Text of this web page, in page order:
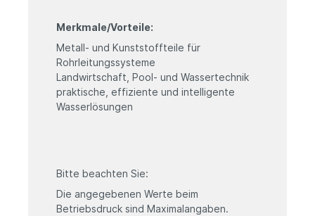
Merkmale/Vorteile:
Metall- und Kunststoffteile für
Rohrleitungssysteme
Landwirtschaft, Pool- und Wassertechnik
praktische, effiziente und intelligente
Wasserlösungen
Bitte beachten Sie:
Die angegebenen Werte beim
Betriebsdruck sind Maximalangaben.